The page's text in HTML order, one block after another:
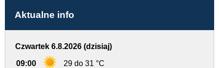
Aktualne info
Czwartek 6.8.2026 (dzisiaj)
09:00 29 do 31 °C